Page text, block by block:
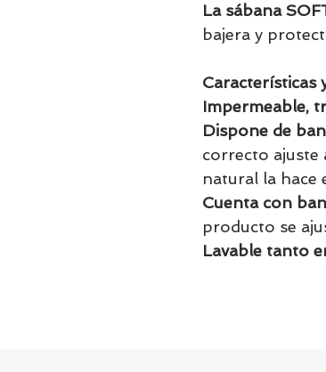
La sábana
bajera y
Características
Impermeable,
Dispone de
correcto ajuste
natural la hace
Cuenta con
producto se
Lavable tanto